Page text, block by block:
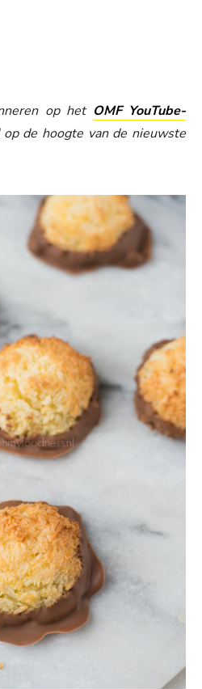
op het OMF YouTube-
de hoogte van de nieuwste